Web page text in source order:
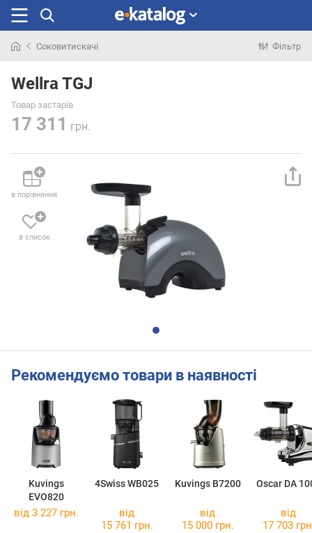
раніше
Соковитискачі Фільтр
Wellra TGJ
Товар застарів
17 311 грн.
в порівняння
в список
Рекомендуємо товари в наявності
Kuvings
EVO820
4Swiss WB025 Kuvings B7200 Oscar DA
від 3 227 грн.
від
15 761 грн.
від
15 000 грн.
від
17 703